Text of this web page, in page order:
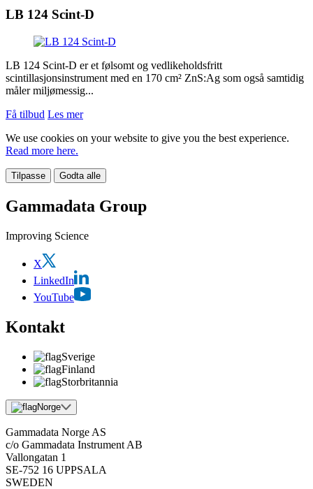
LB 124 Scint-D
LB 124 Scint-D er et følsomt og vedlikeholdsfritt
scintillasjonsinstrument med en 170 cm² ZnS:Ag som også samtidig
måler miljømessig...
Få tilbud Les mer
We use cookies on your website to give you the best experience.
Read more here.
Tilpasse Godta alle
Gammadata Group
Improving Science
X
LinkedIn
YouTube
Kontakt
Sverige
Finland
Storbritannia
Norge
Gammadata Norge AS
c/o Gammadata Instrument AB
Vallongatan 1
SE-752 16 UPPSALA
SWEDEN